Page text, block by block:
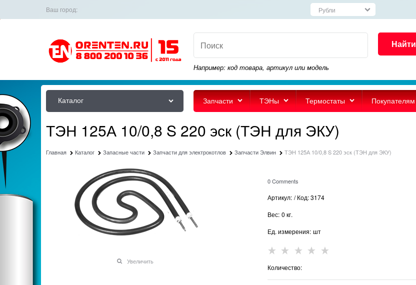
Ваш город:
Найти
Например: код товара, артикул или модель
Каталог Запчасти ТЭНы Термостаты Покупателям
ТЭН 125А 10/0,8 S 220 эск (ТЭН для ЭКУ)
Главная Каталог Запасные части Запчасти для электрокотлов Запчасти Элвин ТЭН 125А 10/0,8 S 220 эск (ТЭН для ЭКУ)
Увеличить
0 Comments
Артикул: / Код: 3174
Вес: 0 кг.
Ед. измерения: шт
Количество: